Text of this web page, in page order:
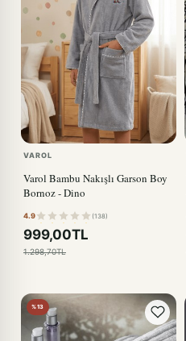
VAROL
Varol Bambu Nakışlı Garson Boy
Bornoz - Dino
4.9 (138)
999,00TL
1.298,70TL
%13